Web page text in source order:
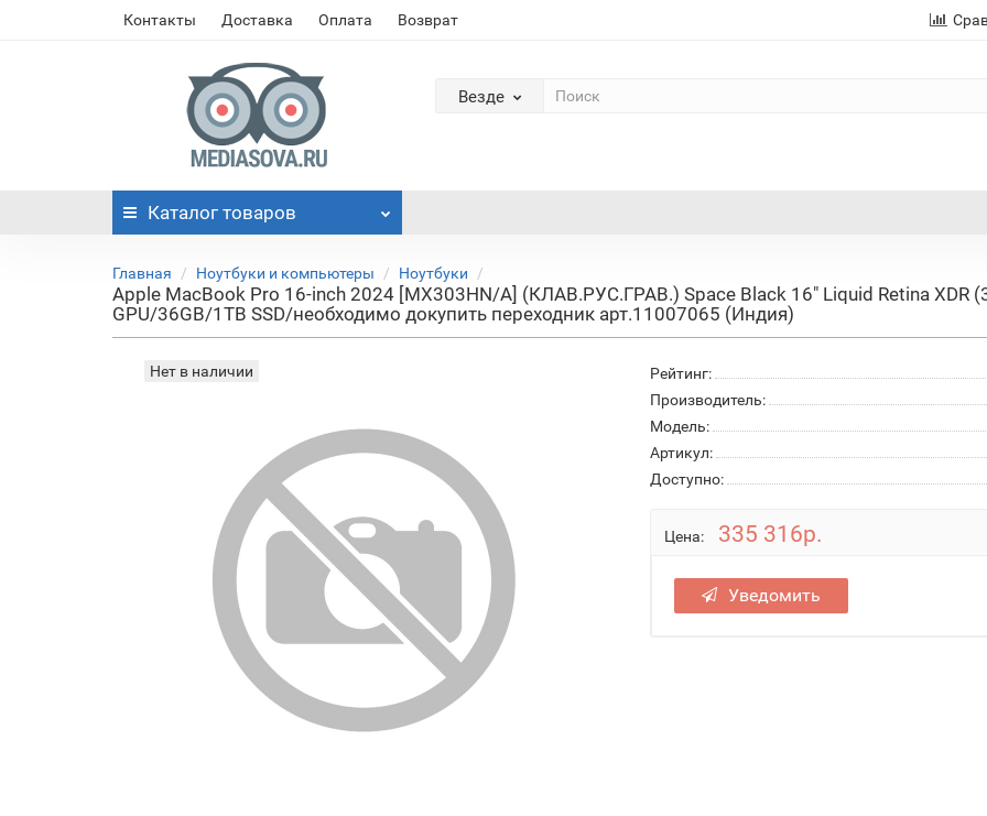
Контакты Доставка Оплата Возврат
Везде
Каталог товаров
Главная Ноутбуки и компьютеры Ноутбуки
Apple MacBook Pro 16-inch 2024 [MX303HN/A] (КЛАВ.РУС.ГРАВ.) Space Black 16" Liquid Retina XDR
GPU/36GB/1TB SSD/необходимо докупить переходник арт.11007065 (Индия)
Нет в наличии Рейтинг:
Производитель:
Модель:
Артикул:
Доступно:
Цена: 335 316р.
Уведомить